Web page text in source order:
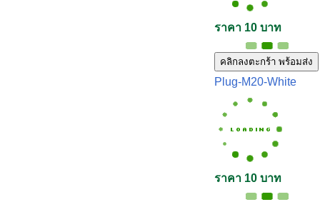
ราคา 10 บาท
คลิกลงตะกร้า พร้อมส่ง
Plug-M20-White
ราคา 10 บาท